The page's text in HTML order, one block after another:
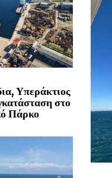
Υπεράκτιος
στο
Πάρκο